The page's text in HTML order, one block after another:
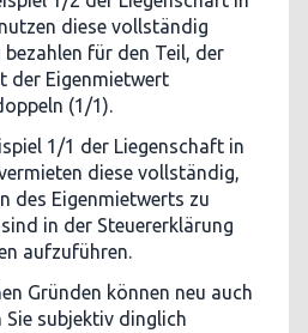
diese vollständig
für den Teil, der
der Eigenmietwert
(1/1).
1/1 der Liegenschaft in
diese vollständig,
des Eigenmietwerts zu
in der Steuererklärung
aufzuführen.
Gründen können neu auch
Sie subjektiv dinglich